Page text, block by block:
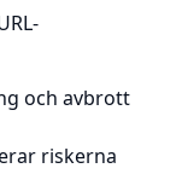
och avbrott
riskerna